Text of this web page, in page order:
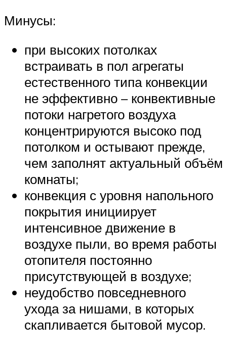
Минусы:
при высоких потолках
встраивать в пол агрегаты
естественного типа конвекции
не эффективно – конвективные
потоки нагретого воздуха
концентрируются высоко под
потолком и остывают прежде,
чем заполнят актуальный объём
комнаты;
конвекция с уровня напольного
покрытия инициирует
интенсивное движение в
воздухе пыли, во время работы
отопителя постоянно
присутствующей в воздухе;
неудобство повседневного
ухода за нишами, в которых
скапливается бытовой мусор.